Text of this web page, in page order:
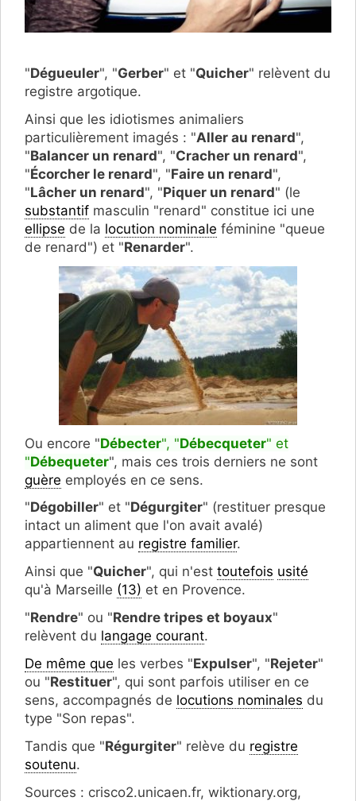
"Dégueuler", "Gerber" et "Quicher" relèvent du
registre argotique.
Ainsi que les idiotismes animaliers
particulièrement imagés : "Aller au renard",
"Balancer un renard", "Cracher un renard",
"Écorcher le renard", "Faire un renard",
"Lâcher un renard", "Piquer un renard" (le
substantif masculin "renard" constitue ici une
ellipse de la locution nominale féminine "queue
de renard") et "Renarder".
Ou encore "Débecter", "Débecqueter" et
"Débequeter", mais ces trois derniers ne sont
guère employés en ce sens.
"Dégobiller" et "Dégurgiter" (restituer presque
intact un aliment que l'on avait avalé)
appartiennent au registre familier.
Ainsi que "Quicher", qui n'est toutefois usité
qu'à Marseille (13) et en Provence.
"Rendre" ou "Rendre tripes et boyaux"
relèvent du langage courant.
De même que les verbes "Expulser", "Rejeter"
ou "Restituer", qui sont parfois utiliser en ce
sens, accompagnés de locutions nominales du
type "Son repas".
Tandis que "Régurgiter" relève du registre
soutenu.
Sources : crisco2.unicaen.fr, wiktionary.org,